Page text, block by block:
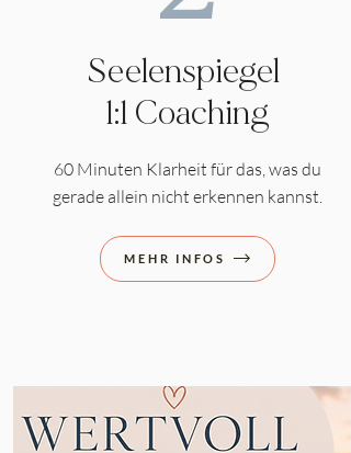
Seelenspiegel
1:1 Coaching
60 Minuten Klarheit für das, was du
gerade allein nicht erkennen kannst.
MEHR INFOS